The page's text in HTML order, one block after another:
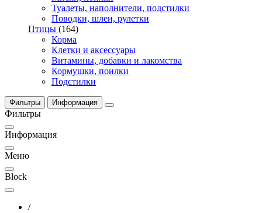
Туалеты, наполнители, подстилки
Поводки, шлеи, рулетки
Птицы (164)
Корма
Клетки и аксессуары
Витамины, добавки и лакомства
Кормушки, поилки
Подстилки
Фильтры Информация
Фильтры
Информация
Меню
Block
/